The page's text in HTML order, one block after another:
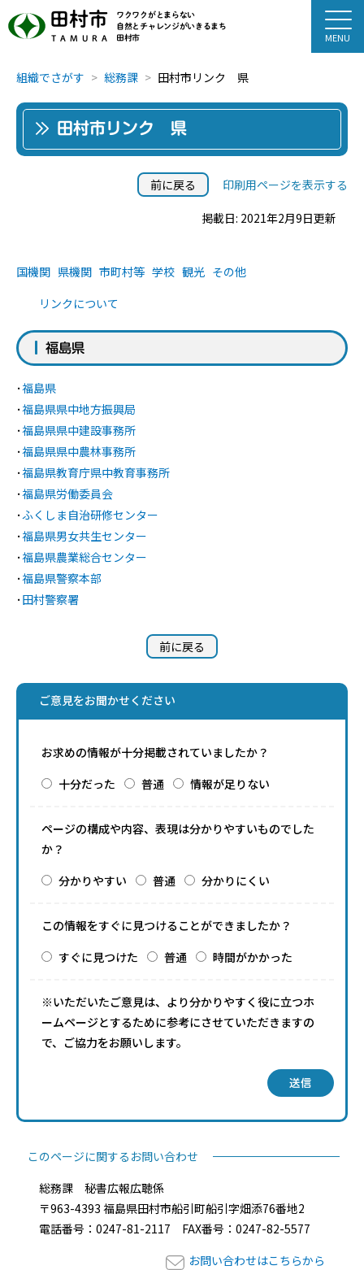
田村市
TAMURA
ワクワクがとまらない
自然とチャレンジがいきるまち
田村市
組織でさがす 総務課 田村市リンク 県
田村市リンク 県
前に戻る 印刷用ページを表示する
掲載日: 2021年2月9日更新
国機関 県機関 市町村等 学校 観光 その他
リンクについて
福島県
･福島県
･福島県県中地方振興局
･福島県県中建設事務所
･福島県県中農林事務所
･福島県教育庁県中教育事務所
･福島県労働委員会
･ふくしま自治研修センター
･福島県男女共生センター
･福島県農業総合センター
･福島県警察本部
･ 田村警察署
前に戻る
ご意見をお聞かせください
お求めの情報が十分掲載されていましたか？
十分だった
普通 情報が足りない
ページの構成や内容、表現は分かりやすいものでした
か？
分かりやすい
普通 分かりにくい
この情報をすぐに見つけることができましたか？
すぐに見つけた
普通 時間がかかった
※いただいたご意見は、より分かりやすく役に立つホ
ームページとするために参考にさせていただきますの
で、ご協力をお願いします。
送信
このページに関するお問い合わせ
総務課 秘書広報広聴係
〒963-4393 福島県田村市船引町船引字畑添76番地2
電話番号：0247-81-2117 FAX番号：0247-82-5577
お問い合わせはこちらから